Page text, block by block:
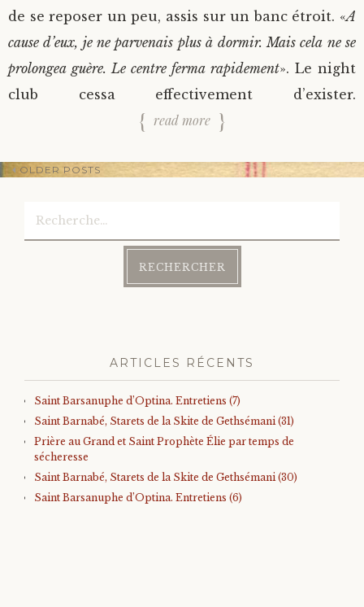
de se reposer un peu, assis sur un banc étroit. «A
cause d’eux, je ne parvenais plus à dormir. Mais cela ne se
prolongea guère. Le centre ferma rapidement». Le night
club cessa effectivement d’exister.
read more
Post
navigation
OLDER POSTS
ARTICLES RÉCENTS
Saint Barsanuphe d’Optina. Entretiens (7)
Saint Barnabé, Starets de la Skite de Gethsémani (31)
Prière au Grand et Saint Prophète Élie par temps de
sécheresse
Saint Barnabé, Starets de la Skite de Gethsémani (30)
Saint Barsanuphe d’Optina. Entretiens (6)